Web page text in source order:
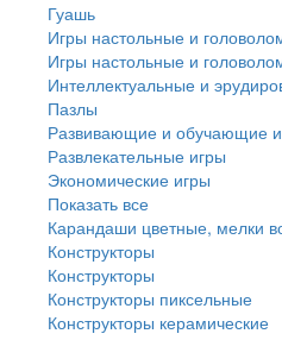
Гуашь
Игры настольные и
Игры настольные и
Интеллектуальные и
Пазлы
Развивающие и обучающие
Развлекательные игры
Экономические игры
Показать все
Карандаши цветные, мелки
Конструкторы
Конструкторы
Конструкторы пиксельные
Конструкторы керамические